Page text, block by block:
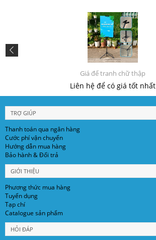
Giá để tranh chữ thập
Liên hệ để có giá tốt nhất
TRỢ GIÚP
Thanh toán qua ngân hàng
Cước phí vận chuyển
Hướng dẫn mua hàng
Bảo hành & Đổi trả
GIỚI THIỆU
Phương thức mua hàng
Tuyển dụng
Tạp chí
Catalogue sản phẩm
HỎI ĐÁP